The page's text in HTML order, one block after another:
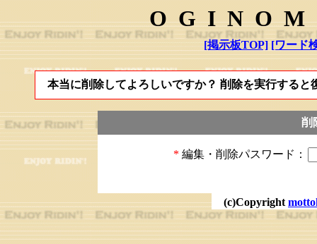
[掲示板TOP] [ワード
本当に削除してよろしいですか？ 削除を実行する
削
* 編集・削除パスワード：
(c)Copyright